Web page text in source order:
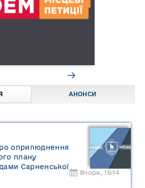
АНОНСИ
оприлюднення
плану
Сарненської
громади» та
Вчора, 16:14